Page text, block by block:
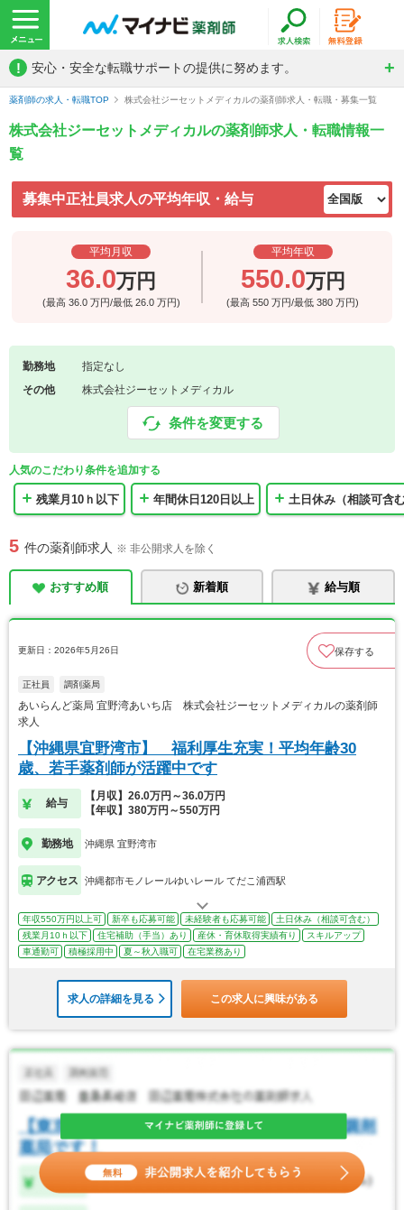
! 安心・安全な転職サポートの提供に努めます。
薬剤師の求人・転職TOP 株式会社ジーセットメディカルの薬剤師求人・転職・募集一覧
株式会社ジーセットメディカルの薬剤師求人・転職情報一
覧
募集中正社員求人の平均年収・給与
平均月収
36.0万円
(最高 36.0 万円/最低 26.0 万円)
平均年収
550.0万円
(最高550万円/最低380万円)
勤務地
指定なし
その他
株式会社ジーセットメディカル
条件を変更する
人気のこだわり条件を追加する
残業月10ｈ以下 年間休日120日以上 土日休み（相談可含
5 件の薬剤師求人 ※ 非公開求人を除く
おすすめ順 新着順 給与順
更新日：2026年5月26日 保存する
正社員 調剤薬局
あいらんど薬局 宜野湾あいち店 株式会社ジーセットメディカルの薬剤師
求人
【沖縄県宜野湾市】 福利厚生充実！平均年齢30
歳、若手薬剤師が活躍中です
給与
【月収】26.0万円～36.0万円
【年収】380万円～550万円
勤務地 沖縄県 宜野湾市
アクセス 沖縄都市モノレールゆいレール てだこ浦西駅
年収550万円以上可 新卒も応募可能 未経験者も応募可能
土日休み（相談可含む）
残業月10ｈ以下
住宅補助（手当）あり 産休・育休取得実績有り
スキルアップ
車通勤可
積極採用中 夏～秋入職可 在宅業務あり
求人の詳細を見る この求人に興味がある